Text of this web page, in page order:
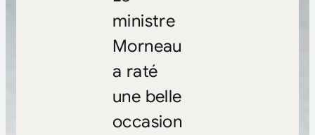
ministre
Morneau
a raté
une belle
occasion